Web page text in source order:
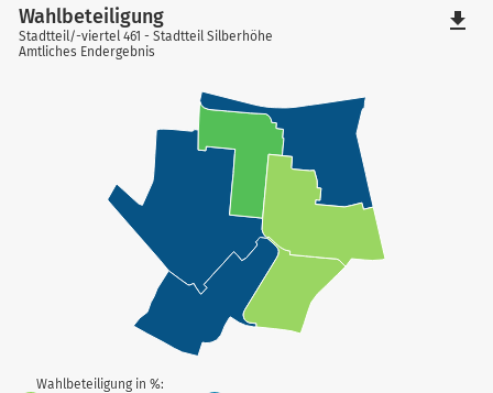
Wahlbeteiligung
Stadtteil/-viertel 461 - Stadtteil Silberhöhe
Amtliches Endergebnis
Wahlbeteiligung in %:
file_download